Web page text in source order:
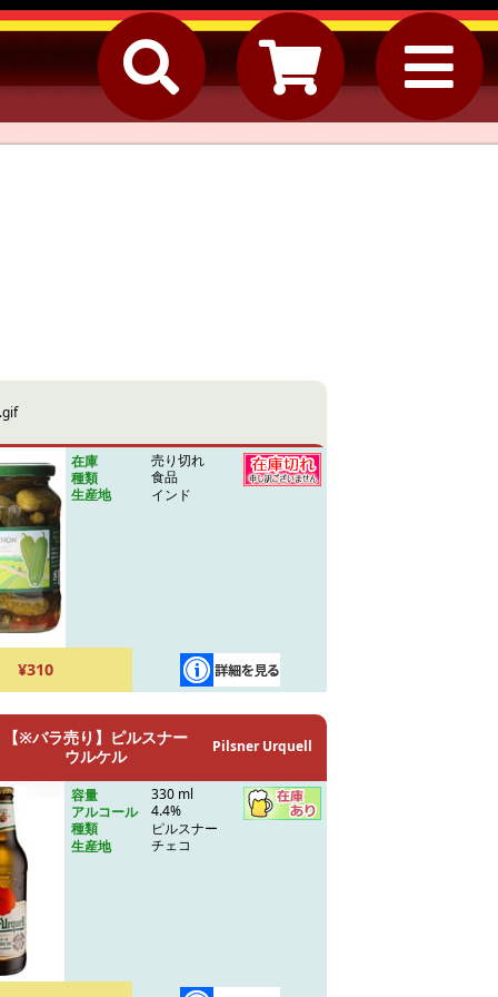
【※バラ売り】オールグリ
ーン コルニッション ピク
ルス
All Green
Cornichon
Pickles
在庫
売り切れ
種類
食品
生産地
インド
¥310
【※バラ売り】ピルスナー
ウルケル
Pilsner Urquell
容量
330 ml
アルコール
4.4%
種類
ピルスナー
生産地
チェコ